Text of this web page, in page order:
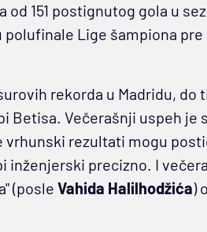
151 postignutog gola u
Lige šampiona pre
rekorda u Madridu, do
Betisa. Večerašnji uspeh je
vrhunski rezultati mogu
precizno. I
(posle Vahida Halilhodžića)